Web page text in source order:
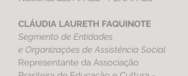
CLÁUDIA LAURETH FAQUINOTE
Segmento de Entidades
e Organizações de Assistência Social
Representante da Associação